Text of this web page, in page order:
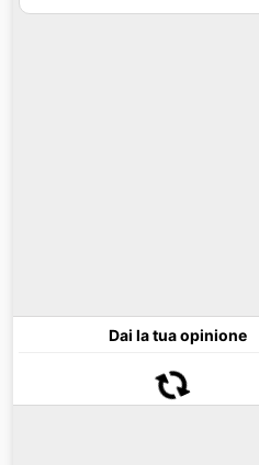
Dai la tua opinione